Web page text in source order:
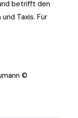
betrifft den
Taxis. Für
©